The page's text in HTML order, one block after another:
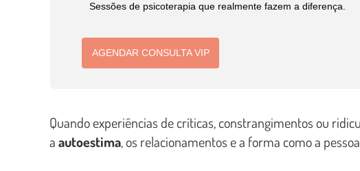
Sessões de psicoterapia que realmente fazem a diferença.
AGENDAR CONSULTA VIP
Quando experiências de críticas, constrangimentos ou
aautoestima, os relacionamentos e a forma como a